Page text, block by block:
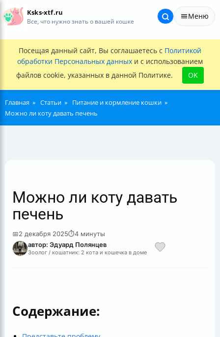
Ksks-xtf.ru
Все, что нужно знать о вашей кошке
Меню
Посещая данный сайт, Вы соглашаетесь с Политикой
обработки Персональных данных и с использованием
файлов cookie, указанных в данной Политике.
OK
Главная Статьи
Питание и кормление кошки
Можно ли коту давать печень
Можно ли коту давать
печень
📅2 декабря 2025⏱4 минуты
автор: Эдуард Полянцев
Зоолог / кошатник: 2 кота и кошечка в доме
Содержание: